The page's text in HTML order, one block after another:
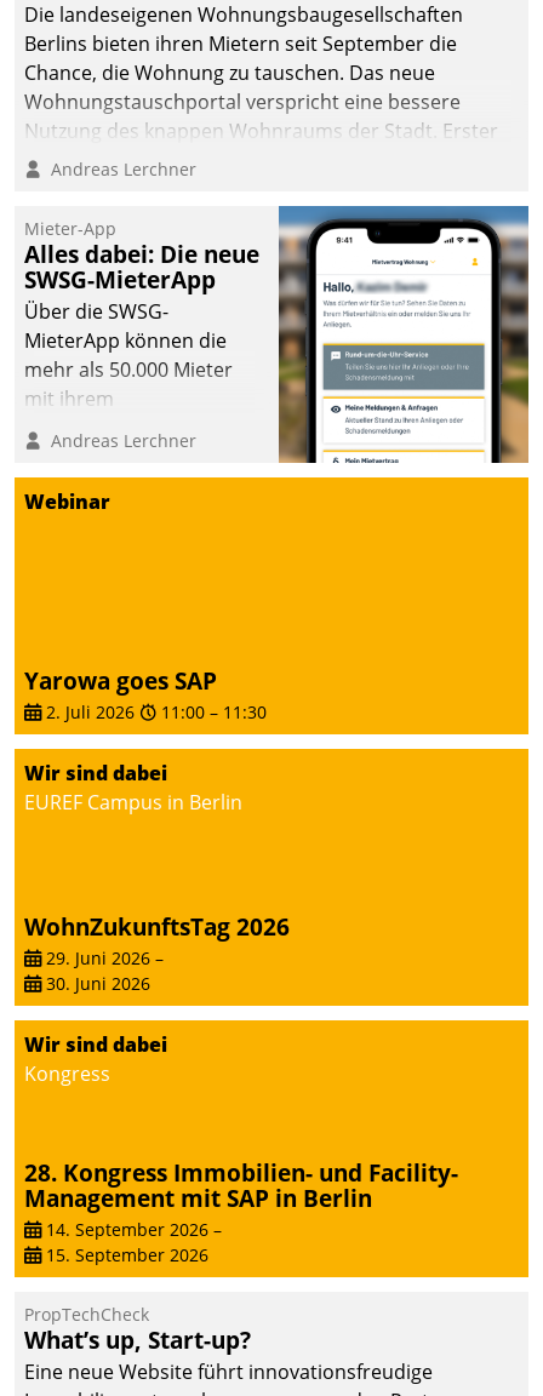
Die landeseigenen Wohnungsbaugesellschaften
Berlins bieten ihren Mietern seit September die
Chance, die Wohnung zu tauschen. Das neue
Wohnungstauschportal verspricht eine bessere
Nutzung des knappen Wohnraums der Stadt. Erster
Anwendungsfall für Datatrains Lösung API-Hub mit
Unternehmen.
Andreas Lerchner
Mieter-App
Alles dabei: Die neue
SWSG-MieterApp
Über die SWSG-
MieterApp können die
mehr als 50.000 Mieter
mit ihrem
Wohnungsunternehmen
kommunizieren, auf dem
Laufenden bleiben, Daten
einsehen und ändern
Andreas Lerchner
Webinar
Yarowa goes SAP
2. Juli 2026 11:00 – 11:30
Wir sind dabei
EUREF Campus in Berlin
WohnZukunftsTag 2026
29. Juni 2026 –
30. Juni 2026
Wir sind dabei
Kongress
28. Kongress Immobilien- und Facility-
Management mit SAP in Berlin
14. September 2026 –
15. September 2026
PropTechCheck
What’s up, Start-up?
Eine neue Website führt innovationsfreudige